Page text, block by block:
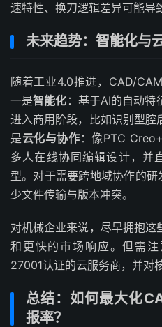
速特性、换刀逻辑差异可能导
未来趋势：智能化与
随着工业4.0推进，CAD/
一是智能化 ：基于AI的自动特
进入商用阶段，比如识别型腔
是云化与协作 ：像PTC
多人在线协同编辑设计，并
型。对于需要跨地域协作的
少文件传输与版本冲突。
对机械企业来说，尽早拥抱
和更快的市场响应。但需
27001认证的云服务商，并对
总结：如何最大化
报率？